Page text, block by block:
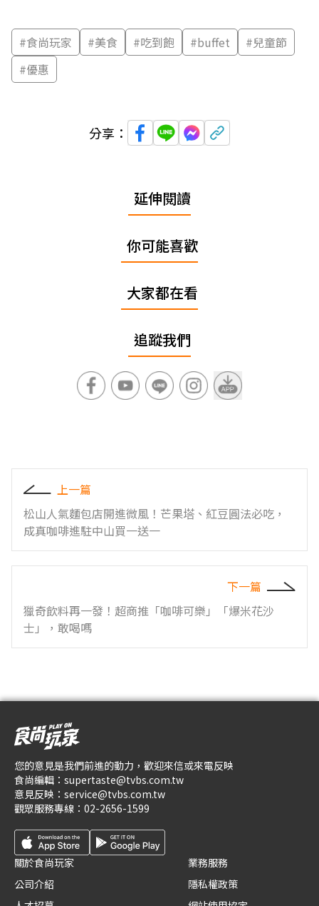
#食尚玩家 #美食 #吃到飽 #buffet #兒童節
#優惠
分享：
延伸閱讀
你可能喜歡
大家都在看
追蹤我們
上一篇
松山人氣麵包店開進微風！芒果塔、紅豆圓法必吃，
成真咖啡進駐中山買一送一
下一篇
獵奇飲料再一發！超商推「咖啡可樂」「爆米花沙
士」，敢喝嗎
您的意見是我們前進的動力，歡迎來信或來電反映
食尚編輯： supertaste@tvbs.com.tw
意見反映： service@tvbs.com.tw
觀眾服務專線： 02-2656-1599
關於食尚玩家
公司介紹
業務服務
隱私權政策